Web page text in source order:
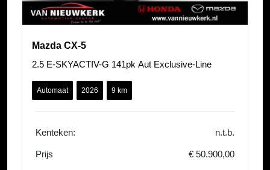
Mazda CX-5
2.5 E-SKYACTIV-G 141pk Aut Exclusive-Line
Automaat 2026 9 km
Kenteken: n.t.b.
Prijs € 50.900,00